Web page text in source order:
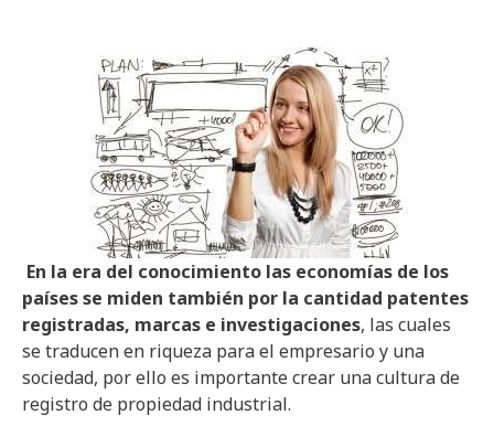
En la era del conocimiento las economías de los
países se miden también por la cantidad patentes
registradas, marcas e investigaciones, las cuales
se traducen en riqueza para el empresario y una
sociedad, por ello es importante crear una cultura de
registro de propiedad industrial.